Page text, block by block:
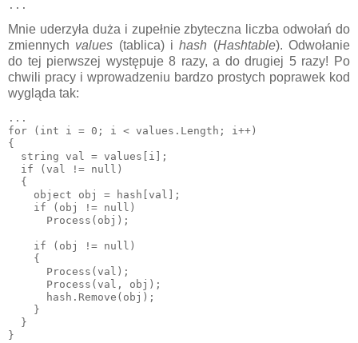
Mnie uderzyła duża i zupełnie zbyteczna liczba odwołań do
zmiennych values (tablica) ihash (Hashtable). Odwołanie
do tej pierwszej występuje 8 razy, a do drugiej 5 razy! Po
chwili pracy i wprowadzeniu bardzo prostych poprawek kod
wygląda tak:
...
for (int i = 0; i < values.Length; i++)
{
  string val = values[i];
  if (val != null)
  {
    object obj = hash[val];
    if (obj != null)
      Process(obj);
    if (obj != null)
    {
      Process(val);
      Process(val, obj);
      hash.Remove(obj);
    }
  }
}